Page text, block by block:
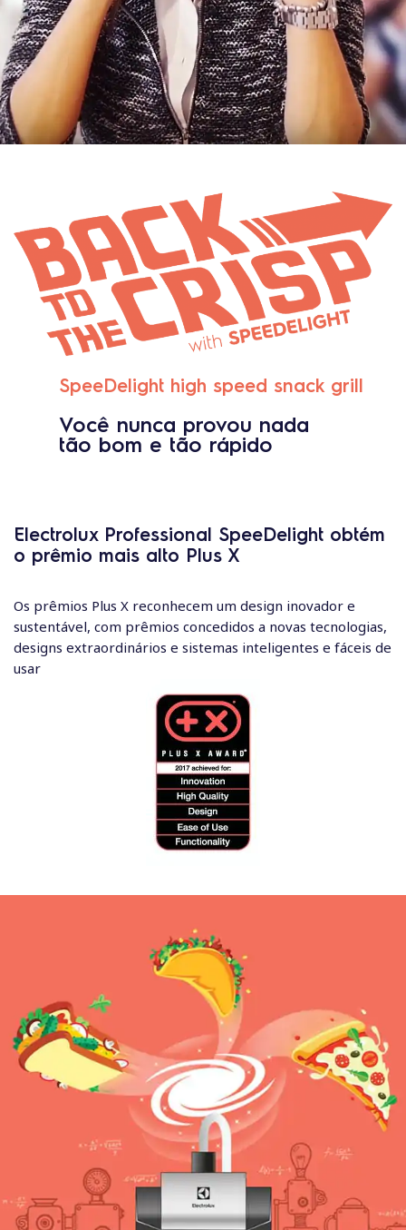
SpeeDelight high speed snack grill
Você nunca provou nada
tão bom e tão rápido
Electrolux Professional SpeeDelight obtém
o prêmio mais alto Plus X
Os prêmios Plus X reconhecem um design inovador e
sustentável, com prêmios concedidos a novas tecnologias,
designs extraordinários e sistemas inteligentes e fáceis de
usar